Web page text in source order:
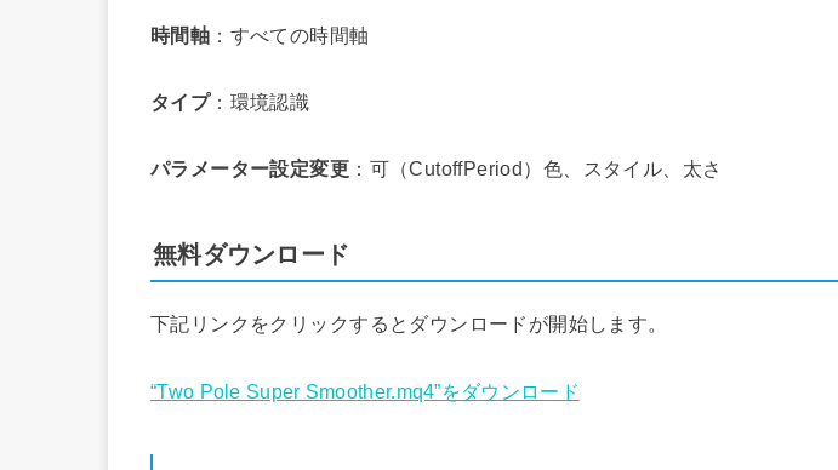
時間軸 ：すべての時間軸
タイプ：環境認識
パラメーター設定変更 ：可（CutoffPeriod）色、スタイル、太さ
無料ダウンロード
下記リンクをクリックするとダウンロードが開始します。
“Two Pole Super Smoother.mq4”をダウンロード